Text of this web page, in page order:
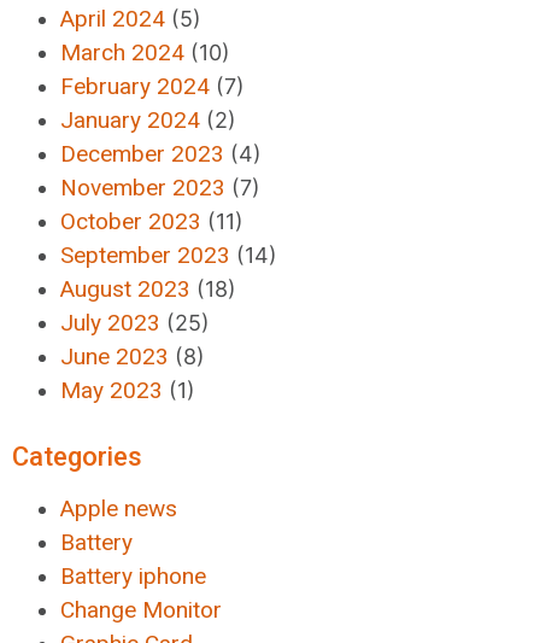
April 2024 (5)
March 2024 (10)
February 2024 (7)
January 2024 (2)
December 2023 (4)
November 2023 (7)
October 2023 (11)
September 2023 (14)
August 2023 (18)
July 2023 (25)
June 2023 (8)
May 2023 (1)
Categories
Apple news
Battery
Battery iphone
Change Monitor